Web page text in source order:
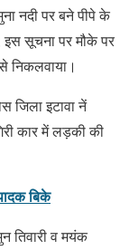
नदी पर बने पीपे के
सूचना पर मौके पर
निकलवाया।
जिला इटावा नें
कार में लड़की की
बिके
तिवारी व मयंक